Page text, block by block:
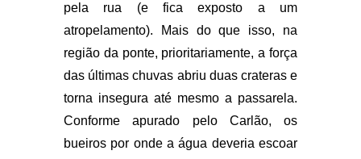
pela rua (e fica exposto a um
atropelamento). Mais do que isso, na
região da ponte, prioritariamente, a força
das últimas chuvas abriu duas crateras e
torna insegura até mesmo a passarela.
Conforme apurado pelo Carlão, os
bueiros por onde a água deveria escoar